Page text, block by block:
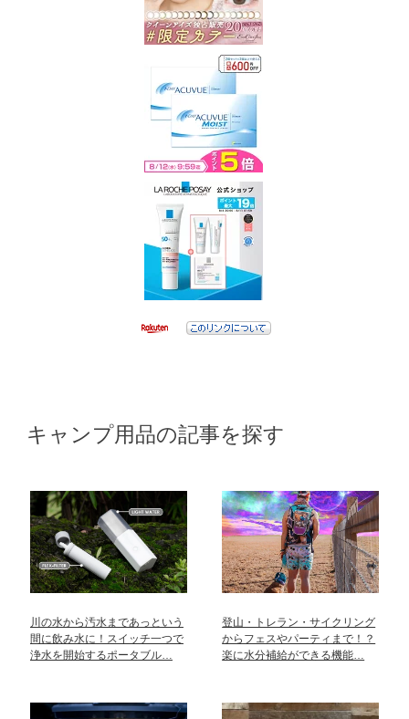
キャンプ用品の記事を探す
川の水から汚水まであっという
間に飲み水に！スイッチ一つで
浄水を開始するポータブル…
登山・トレラン・サイクリング
からフェスやパーティまで！？
楽に水分補給ができる機能…